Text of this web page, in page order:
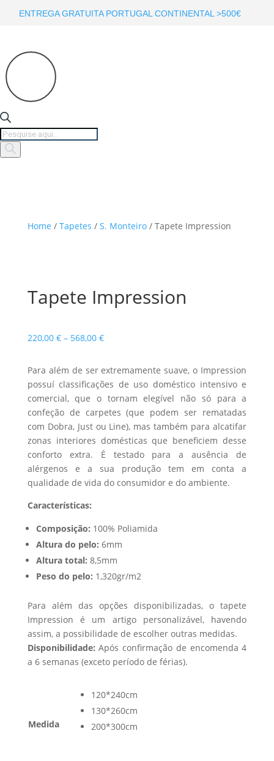
ENTREGA GRATUITA PORTUGAL CONTINENTAL >500€
Products
search
Home / Tapetes / S. Monteiro/ Tapete Impression
Tapete Impression
220,00 € – 568,00 €Price
220,00 €
through
568,00 €
Para além de ser extremamente suave, o Impression
possuí classificações de uso doméstico intensivo e
comercial, que o tornam elegível não só para a
confeção de carpetes (que podem ser rematadas
com Dobra, Just ou Line), mas também para alcatifar
zonas interiores domésticas que beneficiem desse
conforto extra. É testado para a ausência de
alérgenos e a sua produção tem em conta a
qualidade de vida do consumidor e do ambiente.
Características:
Composição: 100% Poliamida
Altura do pelo: 6mm
Altura total: 8,5mm
Peso do pelo: 1,320gr/m2
Para além das opções disponibilizadas, o tapete
Impression é um artigo personalizável, havendo
assim, a possibilidade de escolher outras medidas.
Disponibilidade: Após confirmação de encomenda 4
a 6 semanas (exceto período de férias).
Medida
120*240cm
130*260cm
200*300cm